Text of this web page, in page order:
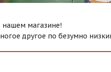
нашем магазине!
другое по безумно